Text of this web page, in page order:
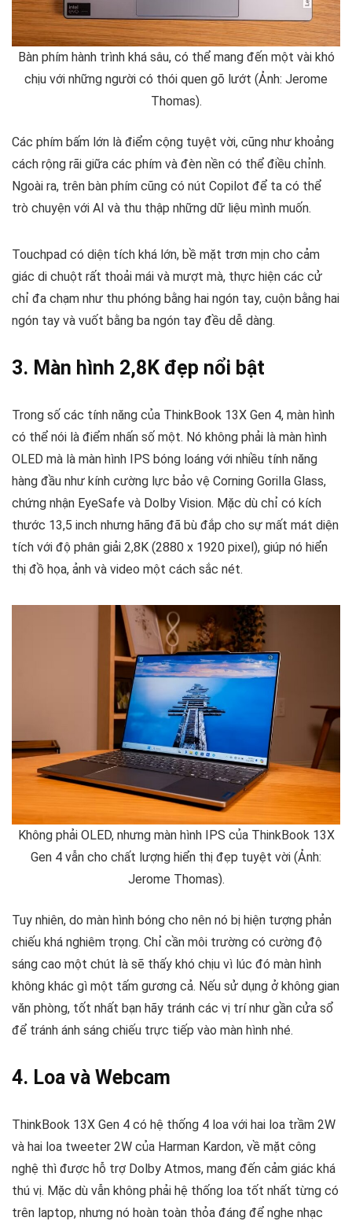
Bàn phím hành trình khá sâu, có thể mang đến một vài khó
chịu với những người có thói quen gõ lướt (Ảnh: Jerome
Thomas).
Các phím bấm lớn là điểm cộng tuyệt vời, cũng như khoảng
cách rộng rãi giữa các phím và đèn nền có thể điều chỉnh.
Ngoài ra, trên bàn phím cũng có nút Copilot để ta có thể
trò chuyện với AI và thu thập những dữ liệu mình muốn.
Touchpad có diện tích khá lớn, bề mặt trơn mịn cho cảm
giác di chuột rất thoải mái và mượt mà, thực hiện các cử
chỉ đa chạm như thu phóng bằng hai ngón tay, cuộn bằng hai
ngón tay và vuốt bằng ba ngón tay đều dễ dàng.
3. Màn hình 2,8K đẹp nổi bật
Trong số các tính năng của ThinkBook 13X Gen 4, màn hình
có thể nói là điểm nhấn số một. Nó không phải là màn hình
OLED mà là màn hình IPS bóng loáng với nhiều tính năng
hàng đầu như kính cường lực bảo vệ Corning Gorilla Glass,
chứng nhận EyeSafe và Dolby Vision. Mặc dù chỉ có kích
thước 13,5 inch nhưng hãng đã bù đắp cho sự mất mát diện
tích với độ phân giải 2,8K (2880 x 1920 pixel), giúp nó hiển
thị đồ họa, ảnh và video một cách sắc nét.
Không phải OLED, nhưng màn hình IPS của ThinkBook 13X
Gen 4 vẫn cho chất lượng hiển thị đẹp tuyệt vời (Ảnh:
Jerome Thomas).
Tuy nhiên, do màn hình bóng cho nên nó bị hiện tượng phản
chiếu khá nghiêm trọng. Chỉ cần môi trường có cường độ
sáng cao một chút là sẽ thấy khó chịu vì lúc đó màn hình
không khác gì một tấm gương cả. Nếu sử dụng ở không gian
văn phòng, tốt nhất bạn hãy tránh các vị trí như gần cửa sổ
để tránh ánh sáng chiếu trực tiếp vào màn hình nhé.
4. Loa và Webcam
ThinkBook 13X Gen 4 có hệ thống 4 loa với hai loa trầm 2W
và hai loa tweeter 2W của Harman Kardon, về mặt công
nghệ thì được hỗ trợ Dolby Atmos, mang đến cảm giác khá
thú vị. Mặc dù vẫn không phải hệ thống loa tốt nhất từng có
trên laptop, nhưng nó hoàn toàn thỏa đáng để nghe nhạc